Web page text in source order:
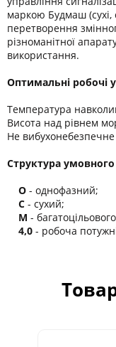
маркою Будмаш (сухі,
перетворення
різноманітної
використання.
Оптимальні робочі
Температура
Висота над рівнем
Не вибухонебезпечне
Структура
О - однофазний;
С - сухий;
М -
4,0 - робоча